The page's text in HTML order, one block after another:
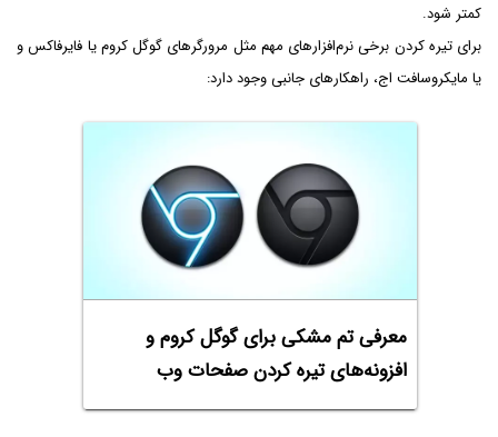
کمتر شود.
برای تیره کردن برخی نرم‌افزارهای مهم مثل مرورگرهای گوگل کروم یا فایرفاکس و
یا مایکروسافت اج، راهکارهای جانبی وجود دارد:
معرفی تم مشکی برای گوگل کروم و
افزونه‌های تیره کردن صفحات وب